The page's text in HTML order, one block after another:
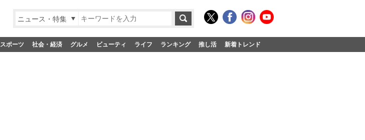
ニュース・特集
スポーツ 社会・経済 グルメ ビューティ ライフ ランキング 推し活 新着トレンド